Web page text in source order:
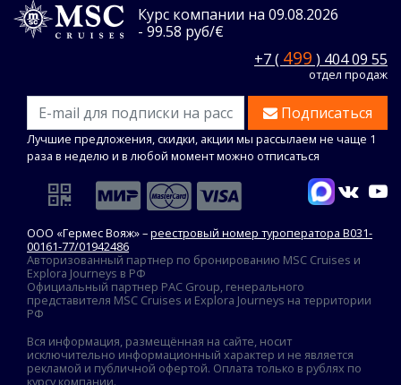
Курс компании на 09.08.2026
- 99.58 руб/€
+7 ( 499 ) 404 09 55
отдел продаж
Подписаться
Лучшие предложения, скидки, акции мы рассылаем не чаще 1
раза в неделю и в любой момент можно отписаться
ООО «Гермес Вояж» –реестровый номер туроператора В031-
00161-77/01942486
Авторизованный партнер по бронированию MSC Cruises и
Explora Journeys в РФ
Официальный партнер PAC Group, генерального
представителя MSC Cruises и Explora Journeys на территории
РФ
Вся информация, размещённая на сайте, носит
исключительно информационный характер и не является
рекламой и публичной офертой. Оплата только в рублях по
курсу компании.